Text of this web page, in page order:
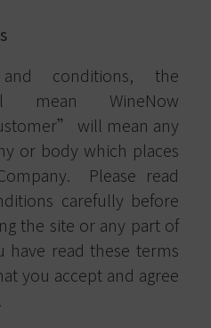
conditions, the
mean WineNow
will mean any
or body which places
Please read
carefully before
the site or any part of
have read these terms
you accept and agree